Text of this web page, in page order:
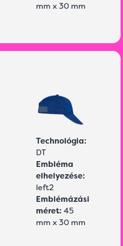
mm x 30 mm
Technológia:
DT
Embléma
elhelyezése:
left2
Emblémázási
méret: 45
mm x 30 mm